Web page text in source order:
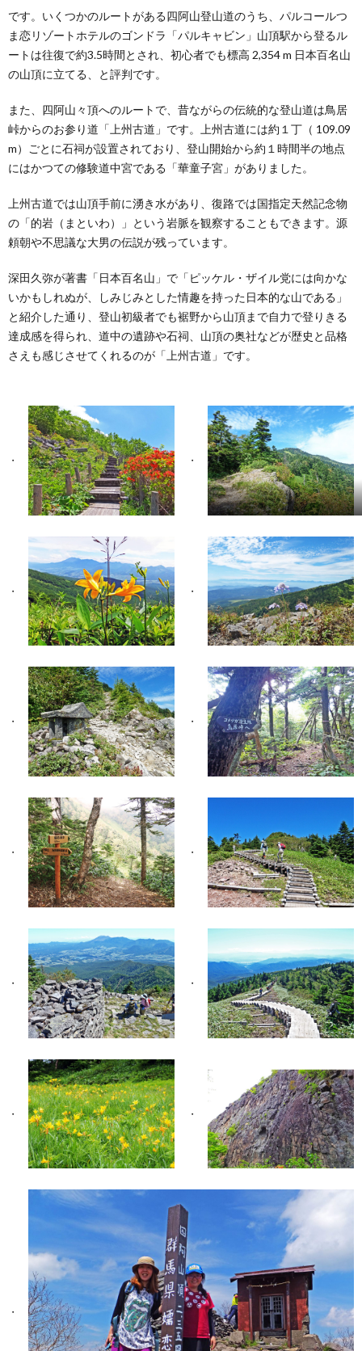
です。いくつかのルートがある四阿山登山道のうち、パルコールつ
ま恋リゾートホテルのゴンドラ「パルキャビン」山頂駅から登るル
ートは往復で約3.5時間とされ、初心者でも標高 2,354 m 日本百名山
の山頂に立てる、と評判です。
また、四阿山々頂へのルートで、昔ながらの伝統的な登山道は鳥居
峠からのお参り道「上州古道」です。上州古道には約１丁（ 109.09
m）ごとに石祠が設置されており、登山開始から約１時間半の地点
にはかつての修験道中宮である「華童子宮」がありました。
上州古道では山頂手前に湧き水があり、復路では国指定天然記念物
の「的岩（まといわ）」という岩脈を観察することもできます。源
頼朝や不思議な大男の伝説が残っています。
深田久弥が著書「日本百名山」で「ピッケル・ザイル党には向かな
いかもしれぬが、しみじみとした情趣を持った日本的な山である」
と紹介した通り、登山初級者でも裾野から山頂まで自力で登りきる
達成感を得られ、道中の遺跡や石祠、山頂の奥社などが歴史と品格
さえも感じさせてくれるのが「上州古道」です。